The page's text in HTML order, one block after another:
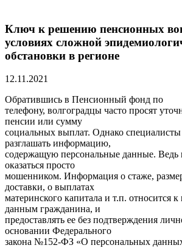
Ключ к решению пенсионных
условиях сложной
обстановки в регионе
12.11.2021
Обратившись в Пенсионный фонд по
телефону, волгоградцы часто просят
пенсии или сумму
социальных выплат. Однако
разглашать информацию,
содержащую персональные данные.
оказаться просто
мошенником. Информация о стаже,
доставки, о выплатах
материнского капитала и т.п. относится
данным гражданина, и
предоставлять ее без подтверждения
основании Федерального
закона №152-ФЗ «О персональных